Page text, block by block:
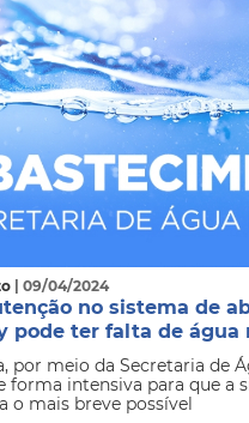
| 09/04/2024
no sistema de
pode ter falta de água
por meio da Secretaria de
forma intensiva para que a
o mais breve possível